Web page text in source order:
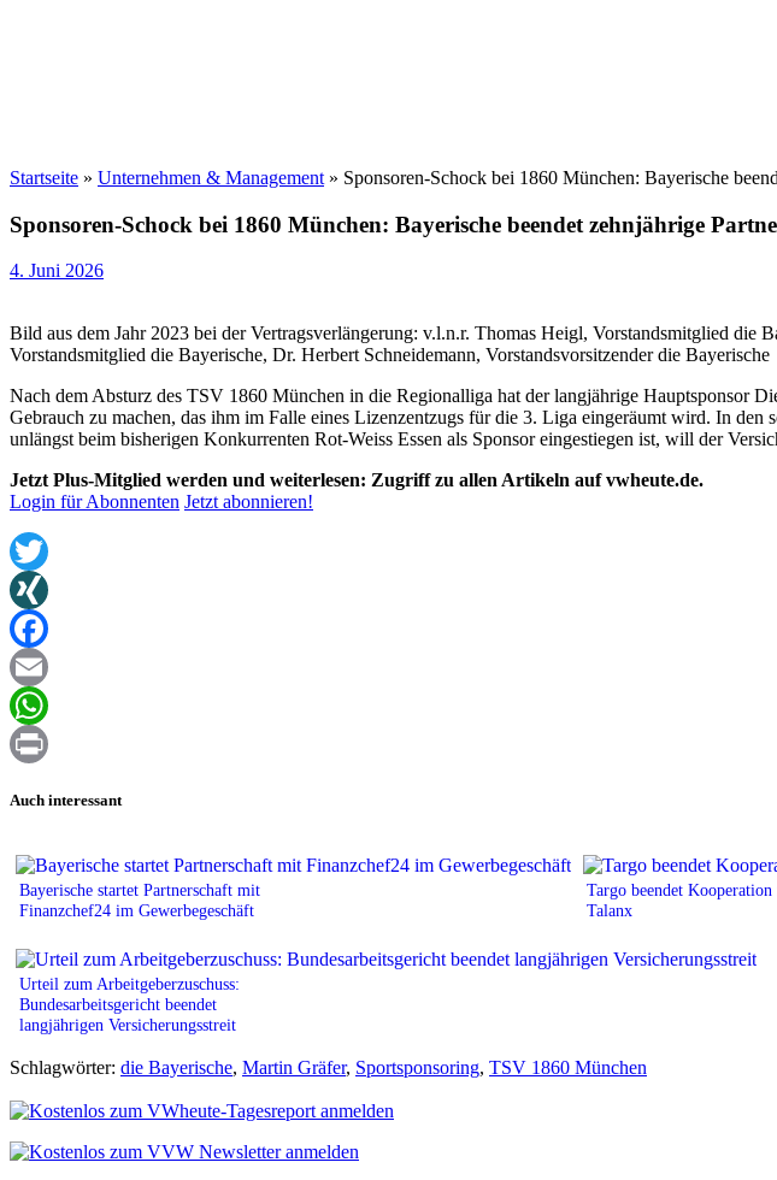
Startseite » Unternehmen & Management » Sponsoren-Schock bei 1860 München: Bayerische
Sponsoren-Schock bei 1860 München: Bayerische beendet zehnjährige
4. Juni 2026
Bild aus dem Jahr 2023 bei der Vertragsverlängerung: v.l.n.r. Thomas Heigl, Vorstandsmitglied
Vorstandsmitglied die Bayerische, Dr. Herbert Schneidemann, Vorstandsvorsitzender die Bayerische
Nach dem Absturz des TSV 1860 München in die Regionalliga hat der langjährige Hauptsponsor
Gebrauch zu machen, das ihm im Falle eines Lizenzentzugs für die 3. Liga eingeräumt wird. In
unlängst beim bisherigen Konkurrenten Rot-Weiss Essen als Sponsor eingestiegen ist, will der
Jetzt Plus-Mitglied werden und weiterlesen: Zugriff zu allen Artikeln auf vwheute.de.
Login für Abonnenten Jetzt abonnieren!
Twitter
XING
Facebook
Email
WhatsApp
Auch interessant
Bayerische startet Partnerschaft mit
Finanzchef24 im Gewerbegeschäft
Targo beendet
Talanx
Urteil zum Arbeitgeberzuschuss:
Bundesarbeitsgericht beendet
langjährigen Versicherungsstreit
Schlagwörter: die Bayerische, Martin Gräfer, Sportsponsoring, TSV 1860 München